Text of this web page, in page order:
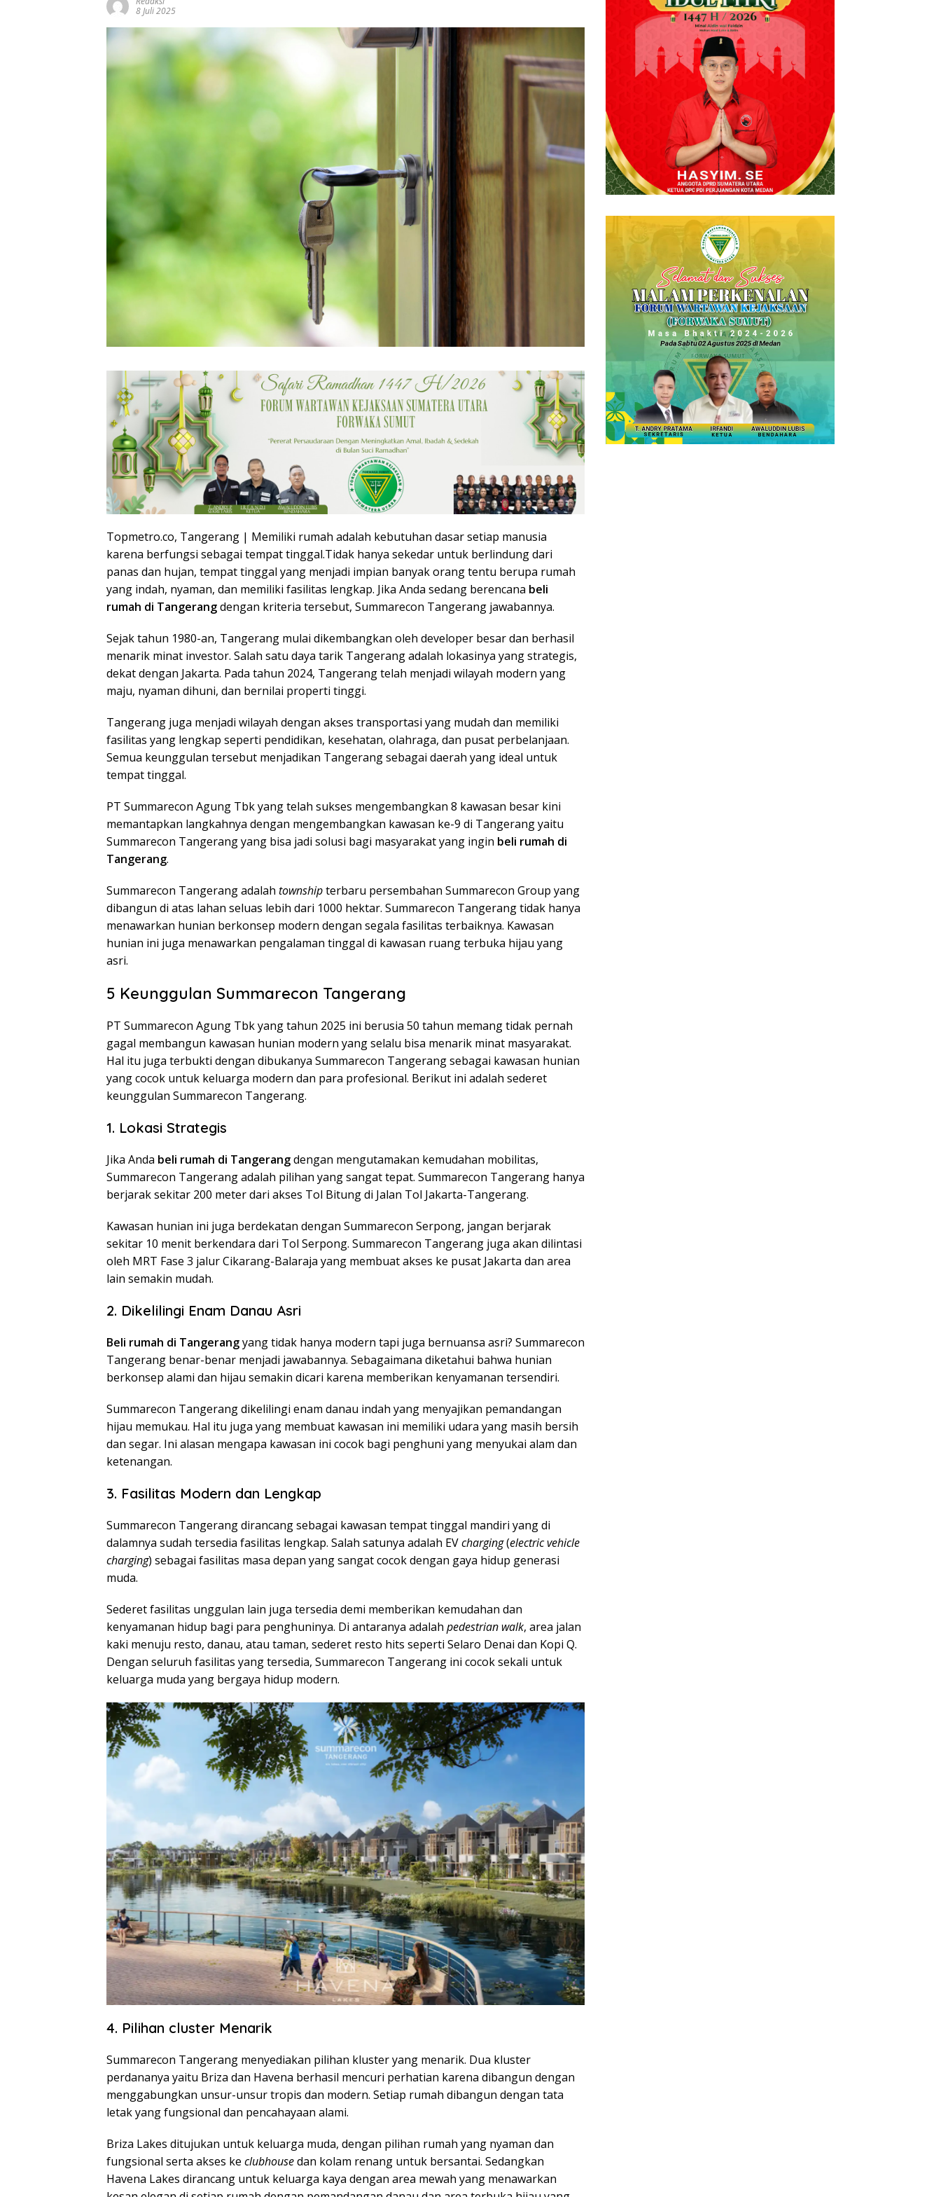
8 Juli 2025
Topmetro.co, Tangerang | Memiliki rumah adalah kebutuhan dasar setiap manusia
karena berfungsi sebagai tempat tinggal.Tidak hanya sekedar untuk berlindung dari
panas dan hujan, tempat tinggal yang menjadi impian banyak orang tentu berupa rumah
yang indah, nyaman, dan memiliki fasilitas lengkap. Jika Anda sedang berencana beli
rumah di Tangerangdengan kriteria tersebut, Summarecon Tangerang jawabannya.
Sejak tahun 1980-an, Tangerang mulai dikembangkan oleh developer besar dan berhasil
menarik minat investor. Salah satu daya tarik Tangerang adalah lokasinya yang strategis,
dekat dengan Jakarta. Pada tahun 2024, Tangerang telah menjadi wilayah modern yang
maju, nyaman dihuni, dan bernilai properti tinggi.
Tangerang juga menjadi wilayah dengan akses transportasi yang mudah dan memiliki
fasilitas yang lengkap seperti pendidikan, kesehatan, olahraga, dan pusat perbelanjaan.
Semua keunggulan tersebut menjadikan Tangerang sebagai daerah yang ideal untuk
tempat tinggal.
PT Summarecon Agung Tbk yang telah sukses mengembangkan 8 kawasan besar kini
memantapkan langkahnya dengan mengembangkan kawasan ke-9 di Tangerang yaitu
Summarecon Tangerang yang bisa jadi solusi bagi masyarakat yang ingin beli rumah di
Tangerang.
Summarecon Tangerang adalah townshipterbaru persembahan Summarecon Group yang
dibangun di atas lahan seluas lebih dari 1000 hektar. Summarecon Tangerang tidak hanya
menawarkan hunian berkonsep modern dengan segala fasilitas terbaiknya. Kawasan
hunian ini juga menawarkan pengalaman tinggal di kawasan ruang terbuka hijau yang
asri.
5 Keunggulan Summarecon Tangerang
PT Summarecon Agung Tbk yang tahun 2025 ini berusia 50 tahun memang tidak pernah
gagal membangun kawasan hunian modern yang selalu bisa menarik minat masyarakat.
Hal itu juga terbukti dengan dibukanya Summarecon Tangerang sebagai kawasan hunian
yang cocok untuk keluarga modern dan para profesional. Berikut ini adalah sederet
keunggulan Summarecon Tangerang.
1. Lokasi Strategis
Jika Anda beli rumah di Tangerangdengan mengutamakan kemudahan mobilitas,
Summarecon Tangerang adalah pilihan yang sangat tepat. Summarecon Tangerang hanya
berjarak sekitar 200 meter dari akses Tol Bitung di Jalan Tol Jakarta-Tangerang.
Kawasan hunian ini juga berdekatan dengan Summarecon Serpong, jangan berjarak
sekitar 10 menit berkendara dari Tol Serpong. Summarecon Tangerang juga akan dilintasi
oleh MRT Fase 3 jalur Cikarang-Balaraja yang membuat akses ke pusat Jakarta dan area
lain semakin mudah.
2. Dikelilingi Enam Danau Asri
Beli rumah di Tangerangyang tidak hanya modern tapi juga bernuansa asri? Summarecon
Tangerang benar-benar menjadi jawabannya. Sebagaimana diketahui bahwa hunian
berkonsep alami dan hijau semakin dicari karena memberikan kenyamanan tersendiri.
Summarecon Tangerang dikelilingi enam danau indah yang menyajikan pemandangan
hijau memukau. Hal itu juga yang membuat kawasan ini memiliki udara yang masih bersih
dan segar. Ini alasan mengapa kawasan ini cocok bagi penghuni yang menyukai alam dan
ketenangan.
3. Fasilitas Modern dan Lengkap
Summarecon Tangerang dirancang sebagai kawasan tempat tinggal mandiri yang di
dalamnya sudah tersedia fasilitas lengkap. Salah satunya adalah EVcharging(electric vehicle
charging) sebagai fasilitas masa depan yang sangat cocok dengan gaya hidup generasi
muda.
Sederet fasilitas unggulan lain juga tersedia demi memberikan kemudahan dan
kenyamanan hidup bagi para penghuninya. Di antaranya adalah pedestrian walk, area jalan
kaki menuju resto, danau, atau taman, sederet resto hits seperti Selaro Denai dan Kopi Q.
Dengan seluruh fasilitas yang tersedia, Summarecon Tangerang ini cocok sekali untuk
keluarga muda yang bergaya hidup modern.
4. Pilihan cluster Menarik
Summarecon Tangerang menyediakan pilihan kluster yang menarik. Dua kluster
perdananya yaitu Briza dan Havena berhasil mencuri perhatian karena dibangun dengan
menggabungkan unsur-unsur tropis dan modern. Setiap rumah dibangun dengan tata
letak yang fungsional dan pencahayaan alami.
Briza Lakes ditujukan untuk keluarga muda, dengan pilihan rumah yang nyaman dan
fungsional serta akses ke clubhousedan kolam renang untuk bersantai. Sedangkan
Havena Lakes dirancang untuk keluarga kaya dengan area mewah yang menawarkan